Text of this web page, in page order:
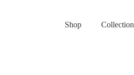
Shop Collection